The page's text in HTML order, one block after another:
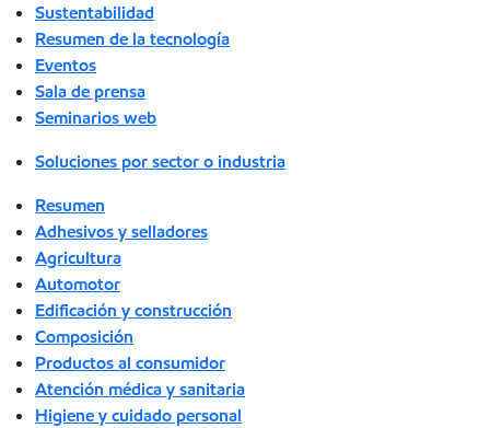
Sustentabilidad
Resumen de la tecnología
Eventos
Sala de prensa
Seminarios web
Soluciones por sector o industria
Resumen
Adhesivos y selladores
Agricultura
Automotor
Edificación y construcción
Composición
Productos al consumidor
Atención médica y sanitaria
Higiene y cuidado personal